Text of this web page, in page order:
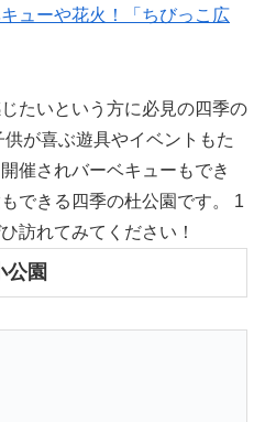
ューや花火！「ちびっこ広
たいという方に必見の四季の
が喜ぶ遊具やイベントもた
催されバーベキューもでき
できる四季の杜公園です。 1
訪れてみてください！
公園